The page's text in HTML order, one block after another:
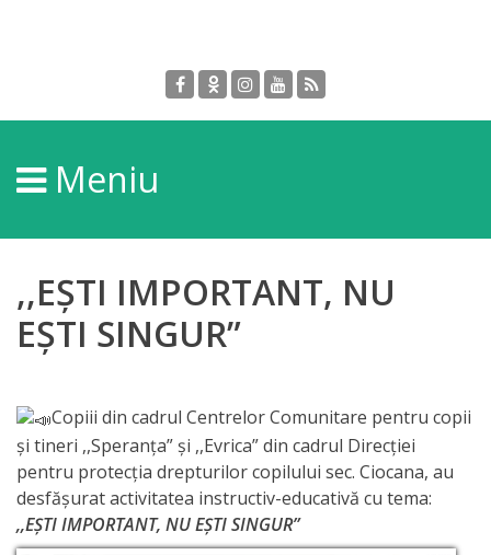
DGPDC
Informații
despre
Subdiviziuni/Servicii
Strategia
Orarul
audienței
Meniu
,,EȘTI IMPORTANT, NU
EȘTI SINGUR”
Copiii din cadrul Centrelor Comunitare pentru copii
și tineri ,,Speranța” și ,,Evrica” din cadrul Direcției
pentru protecția drepturilor copilului sec. Ciocana, au
desfășurat activitatea instructiv-educativă cu tema:
,,EȘTI IMPORTANT, NU EȘTI SINGUR”